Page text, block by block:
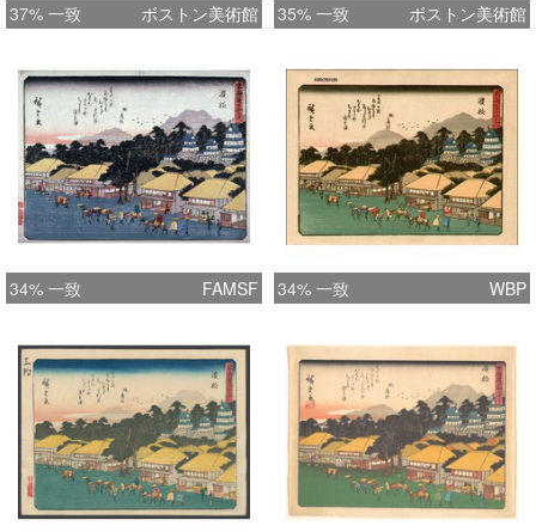
37% 一致 ボストン美術館 35% 一致 ボストン美術館
34% 一致 FAMSF 34% 一致 WBP